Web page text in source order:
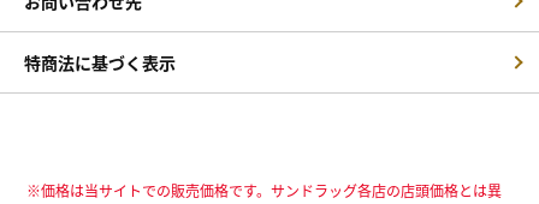
特商法に基づく表示
※価格は当サイトでの販売価格です。サンドラッグ各店の店頭価格とは異